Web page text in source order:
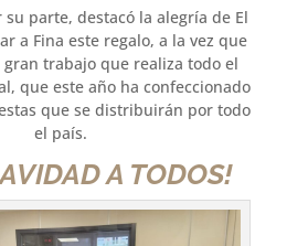
su parte, destacó la alegría de El
a Fina este regalo, a la vez que
trabajo que realiza todo el
que este año ha confeccionado
que se distribuirán por todo
el país.
A TODOS!